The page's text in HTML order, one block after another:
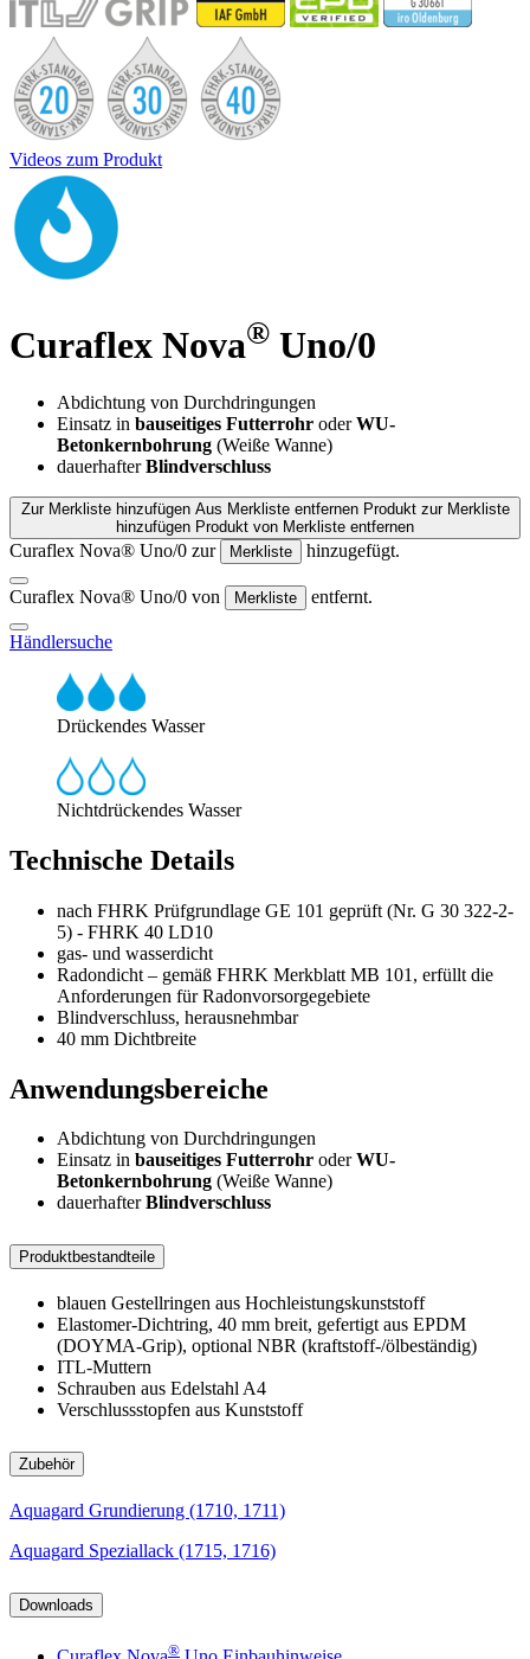
Videos zum Produkt
Curaflex Nova® Uno/0
Abdichtung von Durchdringungen
Einsatz in bauseitiges Futterrohr oderWU-
Betonkernbohrung (Weiße Wanne)
dauerhafterBlindverschluss
Zur Merkliste hinzufügen Aus Merkliste entfernen Produkt zur Merkliste
hinzufügen Produkt von Merkliste entfernen
Curaflex Nova® Uno/0 zur Merkliste hinzugefügt.
Curaflex Nova® Uno/0 von Merkliste entfernt.
Händlersuche
Drückendes Wasser
Nichtdrückendes Wasser
Technische Details
nach FHRK Prüfgrundlage GE 101 geprüft (Nr. G 30 322-2-
5) - FHRK 40 LD10
gas- und wasserdicht
Radondicht – gemäß FHRK Merkblatt MB 101, erfüllt die
Anforderungen für Radonvorsorgegebiete
Blindverschluss, herausnehmbar
40 mm Dichtbreite
Anwendungsbereiche
Abdichtung von Durchdringungen
Einsatz in bauseitiges Futterrohr oderWU-
Betonkernbohrung (Weiße Wanne)
dauerhafterBlindverschluss
Produktbestandteile
blauen Gestellringen aus Hochleistungskunststoff
Elastomer-Dichtring, 40 mm breit, gefertigt aus EPDM
(DOYMA-Grip), optional NBR (kraftstoff-/ölbeständig)
ITL-Muttern
Schrauben aus Edelstahl A4
Verschlussstopfen aus Kunststoff
Zubehör
Aquagard Grundierung (1710, 1711)
Aquagard Speziallack (1715, 1716)
Downloads
®